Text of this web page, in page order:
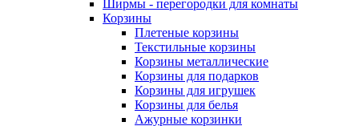
Ширмы - перегородки для комнаты
Корзины
Плетеные корзины
Текстильные корзины
Корзины металлические
Корзины для подарков
Корзины для игрушек
Корзины для белья
Ажурные корзинки